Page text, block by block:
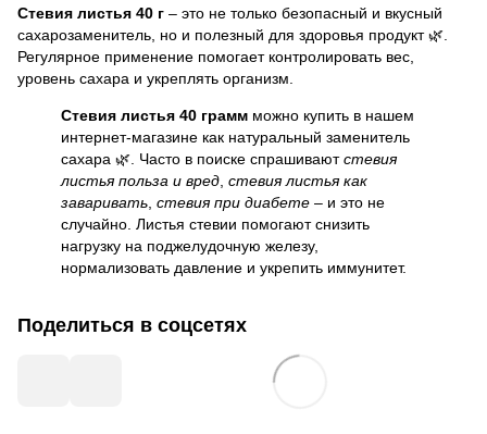
Стевия листья 40 г – это не только безопасный и вкусный
сахарозаменитель, но и полезный для здоровья продукт 🌿.
Регулярное применение помогает контролировать вес,
уровень сахара и укреплять организм.
Стевия листья 40 грамм можно купить в нашем
интернет-магазине как натуральный заменитель
сахара 🌿. Часто в поиске спрашиваютстевия
листья польза и вред стевия листья как
заваривать стевия при диабете – и это не
случайно. Листья стевии помогают снизить
нагрузку на поджелудочную железу,
нормализовать давление и укрепить иммунитет.
Поделиться в соцсетях